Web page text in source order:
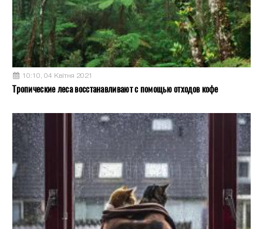
10:10, 04 Квітня 2021
Тропические леса восстанавливают с помощью отходов кофе